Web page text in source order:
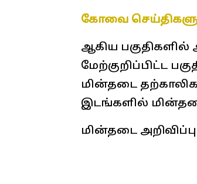
கோவை
ஆகிய பகுதிகளில்
மேற்குறிப்பிட்ட
மின்தடை
இடங்களில்
மின்தடை